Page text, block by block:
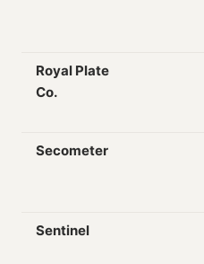
Royal Plate
Co.
Secometer
Sentinel